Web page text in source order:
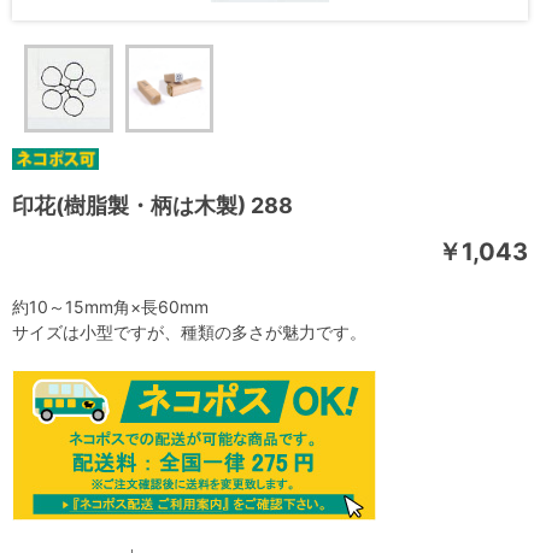
印花(樹脂製・柄は木製) 288
￥1,043
約10～15mm角×長60mm
サイズは小型ですが、種類の多さが魅力です。